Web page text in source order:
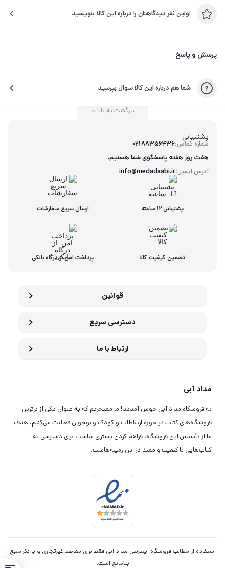
اولین نفر دیدگاهتان را درباره این کالا بنویسید
پرسش و پاسخ
شما هم درباره این کالا سوال بپرسید
پشتیبانی
شماره تماس:02188356436
آدرس ایمیل:info@medadaabi.ir
هفت روز هفته پاسخگوی شما هستیم.
بازگشت به بالا
پشتیبانی 12 ساعته ارسال سریع سفارشات
تضمین کیفیت کالا پرداخت امن از درگاه بانکی
قوانین
دسترسی سریع
ارتباط با ما
مداد آبی
به فروشگاه مداد آبی خوش آمدید! ما مفتخریم که به عنوان یکی از برترین
فروشگاه‌های کتاب در حوزه ارتباطات و کودک و نوجوان فعالیت می‌کنیم. هدف
ما از تأسیس این فروشگاه، فراهم کردن بستری مناسب برای دسترسی به
کتاب‌هایی با کیفیت و مفید در این زمینه‌هاست.
استفاده از مطالب فروشگاه اینترنتی مداد آبی فقط برای مقاصد غیرتجاری و با ذکر منبع
بلامانع است.